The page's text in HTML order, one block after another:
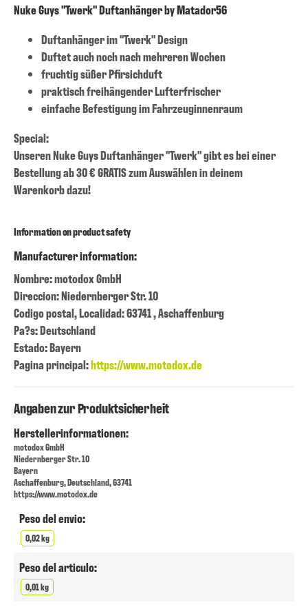
Nuke Guys "Twerk" Duftanhänger by Matador56
Duftanhänger im "Twerk" Design
Duftet auch noch nach mehreren Wochen
fruchtig süßer Pfirsichduft
praktisch freihängender Lufterfrischer
einfache Befestigung im Fahrzeuginnenraum
Special:
Unseren Nuke Guys Duftanhänger "Twerk" gibt es bei einer
Bestellung ab 30 € GRATIS zum Auswählen in deinem
Warenkorb dazu!
Information on product safety
Manufacturer information:
Nombre: motodox GmbH
Direccion: Niedernberger Str. 10
Codigo postal, Localidad: 63741 , Aschaffenburg
Pa?s: Deutschland
Estado: Bayern
Pagina principal:https://www.motodox.de
Angaben zur Produktsicherheit
Herstellerinformationen:
motodox GmbH
Niedernberger Str. 10
Bayern
Aschaffenburg, Deutschland, 63741
https://www.motodox.de
Peso del envio:
0,02 kg
Peso del articulo:
0,01 kg